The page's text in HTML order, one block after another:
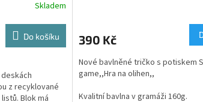
Skladem
Do košíku
z recyklované
Blok má
je
z
5
390 Kč
Nové bavlněné tričko s potiskem
game,,Hra na olihen,,
Kvalitní bavlna v gramáži 160g.